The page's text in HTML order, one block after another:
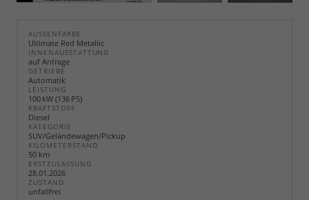
AUSSENFARBE
Ultimate Red Metallic
INNENAUSSTATTUNG
auf Anfrage
GETRIEBE
Automatik
LEISTUNG
100 kW (136 PS)
KRAFTSTOFF
Diesel
KATEGORIE
SUV/Geländewagen/Pickup
KILOMETERSTAND
50 km
ERSTZULASSUNG
28.01.2026
ZUSTAND
unfallfrei